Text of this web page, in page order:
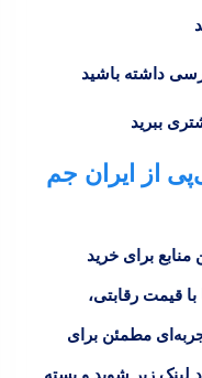
داشته باشید
ببرید
از ایران جم
منابع برای خرید
قیمت رقابتی،
تجربه‌ای مطمئن برای